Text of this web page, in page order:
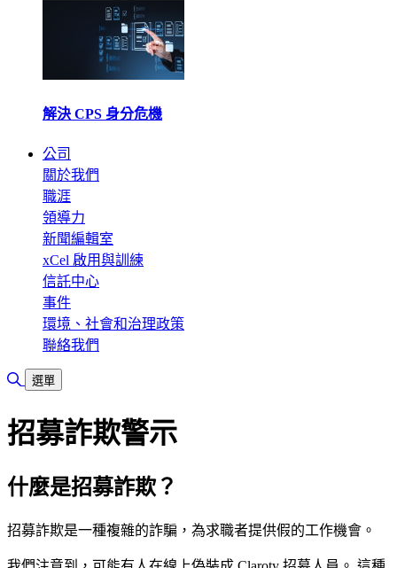
解決 CPS 身分危機
公司
關於我們
職涯
領導力
新聞編輯室
xCel 啟用與訓練
信託中心
事件
環境、社會和治理政策
聯絡我們
切換搜尋
選單
招募詐欺警示
什麼是招募詐欺？
招募詐欺是一種複雜的詐騙，為求職者提供假的工作機會。